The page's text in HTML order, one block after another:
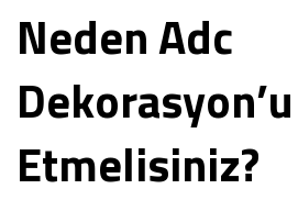
Neden Adc
Etmelisiniz?